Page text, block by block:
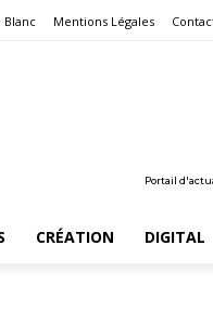
Blanc Mentions Légales
Portail
CRÉATION DIGITAL